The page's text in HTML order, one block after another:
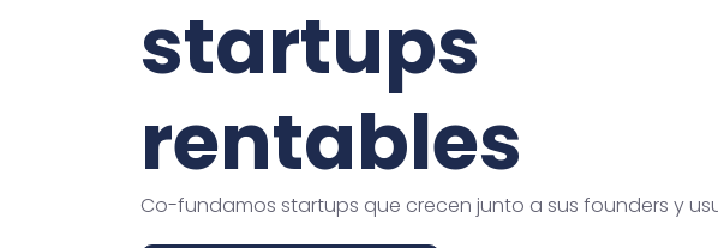
startups
rentables
Co-fundamos startups que crecen junto a sus founders y